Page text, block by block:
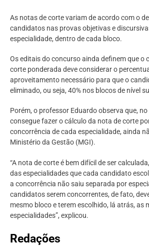
As notas de corte variam de acordo com o
candidatos nas provas objetivas e
especialidade, dentro de cada bloco.
Os editais do concurso ainda definem que o
corte ponderada deve considerar o
aproveitamento necessário para que o
eliminado, ou seja, 40% nos blocos de nível
Porém, o professor Eduardo observa que,
consegue fazer o cálculo da nota de corte
concorrência de cada especialidade, ainda
Ministério da Gestão (MGI).
“A nota de corte é bem difícil de ser
das especialidades que cada candidato
a concorrência não saiu separada por
candidatos serem concorrentes, de fato,
mesmo bloco e terem escolhido, lá atrás, as
especialidades”, explicou.
Redações